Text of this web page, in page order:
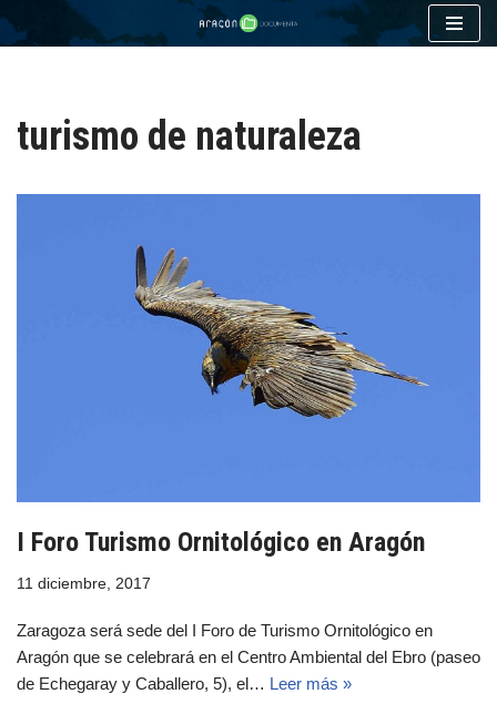
turismo de naturaleza
I Foro Turismo Ornitológico en Aragón
11 diciembre, 2017
Zaragoza será sede del I Foro de Turismo Ornitológico en
Aragón que se celebrará en el Centro Ambiental del Ebro (paseo
de Echegaray y Caballero, 5), el… Leer más »